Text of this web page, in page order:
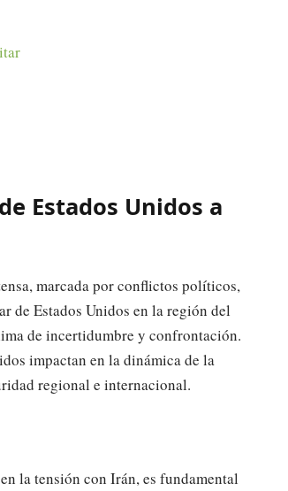
Estados Unidos a
marcada por conflictos políticos,
de Estados Unidos en la región del
de incertidumbre y confrontación.
impactan en la dinámica de la
regional e internacional.
la tensión con Irán, es fundamental